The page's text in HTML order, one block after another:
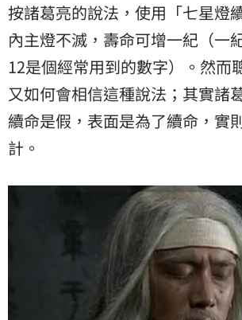
按諸葛亮的說法，使用「七星燈
內主燈不滅，壽命可增一紀（一
12是個經常用到的數字）。然而
又如何會相信這種說法；其實諸
續命是假，表面是為了續命，實
計。